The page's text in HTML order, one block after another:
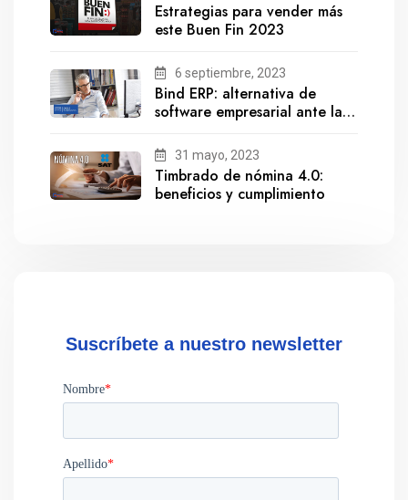
Estrategias para vender más
este Buen Fin 2023
6 septiembre, 2023
Bind ERP: alternativa de
software empresarial ante la
31 mayo, 2023
Timbrado de nómina 4.0:
beneficios y cumplimiento
Suscríbete a nuestro newsletter